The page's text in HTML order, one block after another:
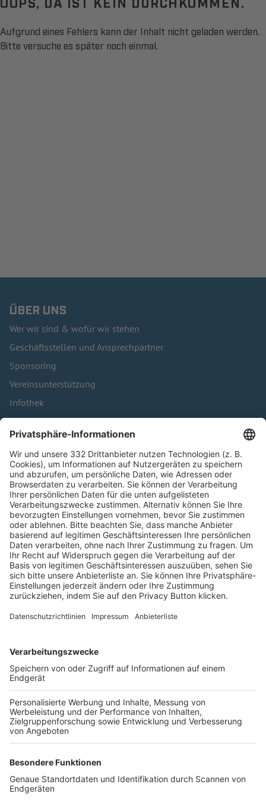
Aufgrund eines Fehlers kann der Inhalt nicht geladen werden.
Bitte versuche es später noch einmal.
ÜBER UNS
Wer wir sind & wofür wir stehen
Geschäftsstellen und Ansprechpartner
Sponsoring
Vereinsunterstützung
Infothek
Kontakt
HÄUFIG BESUCHTE SEITEN
Pässe und Vereinswechsel
Trainerausbildung
Schulungsangebot Vereinsmitarbeiter
BFV-Geschäftsstellen
Trainerbörse
Login SpielPlus
FOLGE DEM BFV
TOP-VEREINE
TOP-PARTNER